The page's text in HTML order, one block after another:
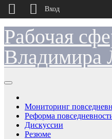
Перейти
содержимому
Рабочая
Владимира
Мониторинг
Реформа
Дискуссии
Резюме
Вход